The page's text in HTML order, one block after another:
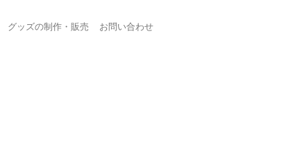
グッズの制作・販売 お問い合わせ